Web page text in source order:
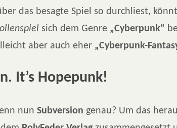
das besagte Spiel so durchliest,
sich dem Genre „Cyberpunk“
aber auch eher „Cyberpunk-
It’s Hopepunk!
nun Subversion genau? Um das